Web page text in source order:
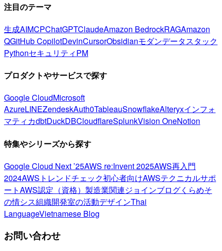
注目のテーマ
生成AIMCPChatGPTClaudeAmazon BedrockRAGAmazon
QGitHub CopilotDevinCursorObsidianモダンデータスタック
PythonセキュリティPM
プロダクトやサービスで探す
Google CloudMicrosoft
AzureLINEZendeskAuth0TableauSnowflakeAlteryxインフォ
マティカdbtDuckDBCloudflareSplunkVision OneNotion
特集やシリーズから探す
Google Cloud Next ’25AWS re:Invent 2025AWS再入門
2024AWSトレンドチェック初心者向けAWSテクニカルサポ
ートAWS認定（資格） 製造業関連ジョインブログくらめそ
の情シス組織開発室の活動デザインThai
LanguageVietnamese Blog
お問い合わせ